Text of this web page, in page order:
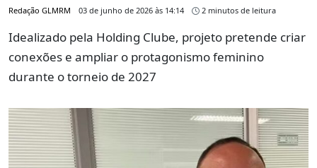
Redação GLMRM 03 de junho de 2026 às 14:14 2 minutos de leitura
Idealizado pela Holding Clube, projeto pretende criar
conexões e ampliar o protagonismo feminino
durante o torneio de 2027